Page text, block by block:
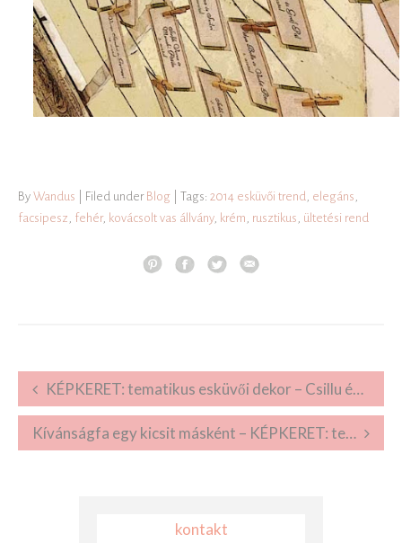
By Wandus | Filed under Blog | Tags: 2014 esküvői trend elegáns
facsipesz fehér, kovácsolt vas állvány, krém rusztikus ültetési rend
Post navigation
KÉPKERET: tematikus esküvői dekor – Csillu és Szabi
Kívánságfa egy kicsit másként – KÉPKERET: tematikus esküvői dekor
kontakt